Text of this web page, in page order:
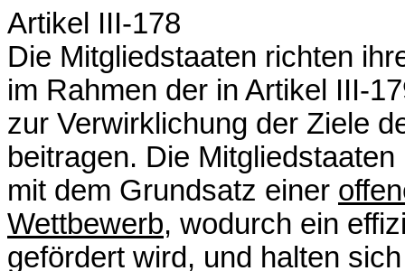
Artikel III-178
Die Mitgliedstaaten richten
im Rahmen der in Artikel III-
zur Verwirklichung der Ziele
beitragen. Die
mit dem Grundsatz einer
Wettbewerb, wodurch ein
gefördert wird, und halten